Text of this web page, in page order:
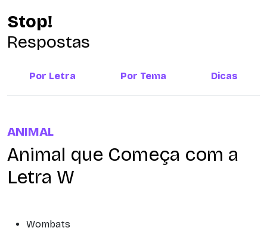
Stop!
Respostas
Por Letra Por Tema Dicas
ANIMAL
Animal que Começa com a
Letra W
Wombats